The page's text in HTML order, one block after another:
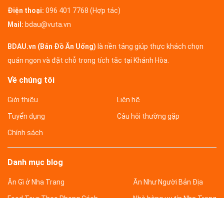
Điện thoại: 096 401 7768 (Hợp tác)
Mail: bdau@vuta.vn
BDAU.vn (Bản Đồ Ăn Uống) là nền tảng giúp thực khách chọn
quán ngon và đặt chỗ trong tích tắc tại Khánh Hòa.
Về chúng tôi
Giới thiệu Liên hệ
Tuyển dụng Câu hỏi thường gặp
Chính sách
Danh mục blog
Ăn Gì ở Nha Trang Ăn Như Người Bản Địa